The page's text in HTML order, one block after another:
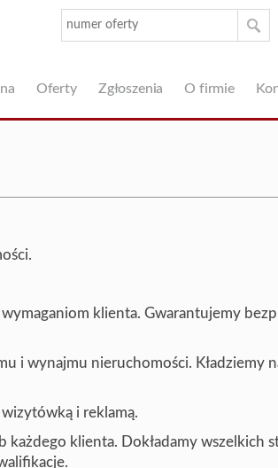
Oferty Zgłoszenia O firmie
klienta. Gwarantujemy
i wynajmu nieruchomości. Kładziemy
i reklamą.
klienta. Dokładamy wszelkich